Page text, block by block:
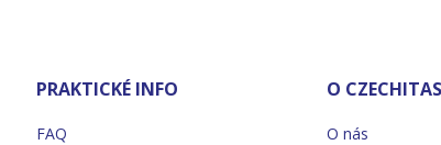
PRAKTICKÉ INFO
FAQ
O CZECHITAS
O nás